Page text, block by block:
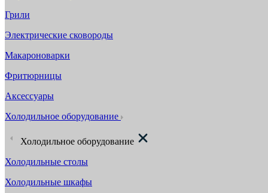
Грили
Электрические сковороды
Макароноварки
Фритюрницы
Аксессуары
Холодильное оборудование
Холодильное оборудование
Холодильные столы
Холодильные шкафы